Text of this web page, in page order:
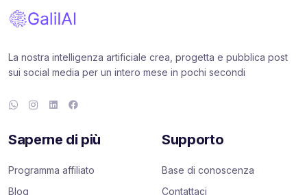
La nostra intelligenza artificiale crea, progetta e pubblica post
sui social media per un intero mese in pochi secondi
Saperne di più
Programma affiliato
Blog
Supporto
Base di conoscenza
Contattaci